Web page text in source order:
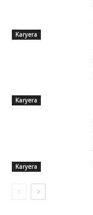
Karyera
Karyera
Karyera